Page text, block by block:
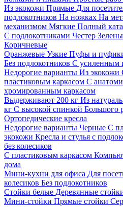
Из экокожи Прямые Для
подлокотников На ножках На
механизмом Мягкие Полный
С подлокотниками Честер
Коричневые
Оранжевые Узкие Пуфы и
Без подлокотников С усиленным
Недорогие варианты Из экокожи
пластиковым каркасом С
хромированным каркасом
Выдерживают 200 кг Из
кг С высокой спинкой Большого
Ортопедические кресла
Недорогие варианты Черные С
экокожи Кресла и стулья с
без колесиков
С пластиковым каркасом
дома
Мини-кухни для офиса Для
колесиков Без подлокотников
Стойки белые Деревянные
Мини-стойки Прямые стойки